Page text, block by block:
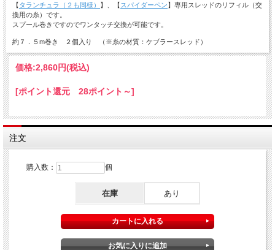
【タランチュラ（２も同様） 】、【スパイダーペン】専用スレッドのリフィル（交
換用の糸）です。
スプール巻きですのでワンタッチ交換が可能です。
約７．５m巻き ２個入り （※糸の材質：ケブラースレッド）
価格:2,860円(税込)
[ポイント還元 28ポイント～]
注文
購入数： 個
在庫 あり